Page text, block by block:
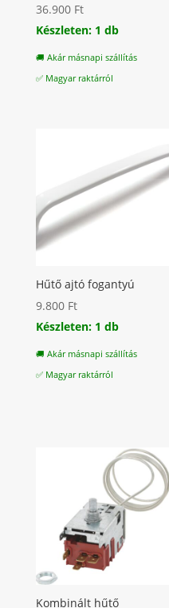
36.900 Ft
Készleten: 1 db
🚚 Akár másnapi szállítás
✅ Magyar raktárról
Hűtő ajtó fogantyú
9.800 Ft
Készleten: 1 db
🚚 Akár másnapi szállítás
✅ Magyar raktárról
Kombinált hűtő